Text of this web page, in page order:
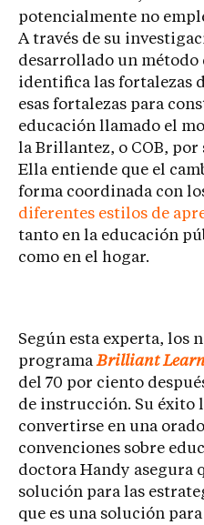
potencialmente no
A través de su
desarrollado un método
identifica las fortalezas
esas fortalezas para
educación llamado el
la Brillantez, o COB, por
Ella entiende que el
forma coordinada con
diferentes estilos de
tanto en la educación
como en el hogar.
Según esta experta, los
programaBrilliant
del 70 por ciento
de instrucción. Su éxito
convertirse en una
convenciones sobre
doctora Handy asegura
solución para las
que es una solución